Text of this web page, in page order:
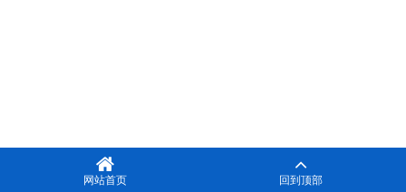
网站首页 回到顶部